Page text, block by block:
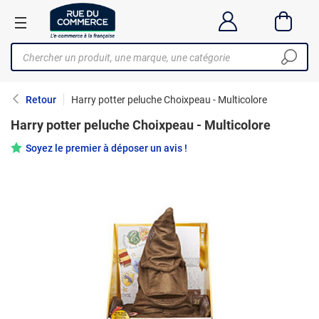
Retour Harry potter peluche Choixpeau - Multicolore
Harry potter peluche Choixpeau - Multicolore
Soyez le premier à déposer un avis !